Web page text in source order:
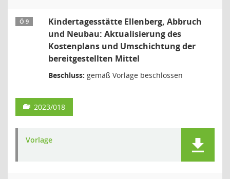
Ö 9
Kindertagesstätte Ellenberg, Abbruch
und Neubau: Aktualisierung des
Kostenplans und Umschichtung der
bereitgestellten Mittel
Beschluss: gemäß Vorlage beschlossen
2023/018
Vorlage